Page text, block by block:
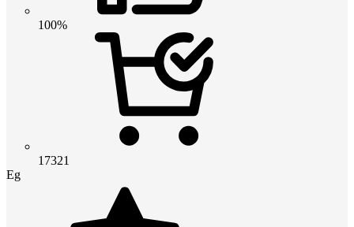
100%
17321
Eg